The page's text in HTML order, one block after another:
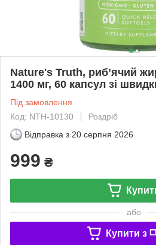
Nature's Truth, риб’ячий
1400 мг, 60 капсул зі
Під замовлення
Код: NTH-10130
Роздріб
Відправка з 20 серпня 2026
999 ₴
або
Купити з